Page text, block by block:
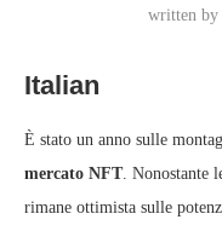
written by
Italian
È stato un anno sulle
mercato NFT. Nonostante
rimane ottimista sulle